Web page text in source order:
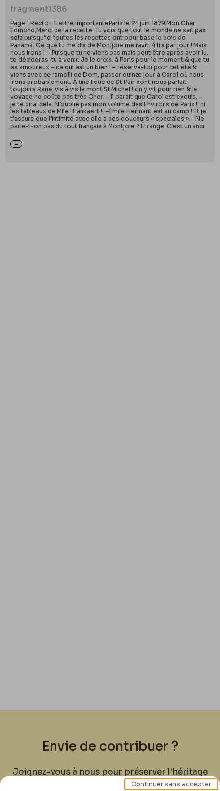
fragment1386
Page 1 Recto : 1Lettre importanteParis le 24 juin 1879.Mon Cher
Edmond,Merci de la recette. Tu vois que tout le monde ne sait pas
cela puisqu’ici toutes les recettes ont pour base le bois de
Panama. Ce que tu me dis de Montjoie me ravit. 4 frs par jour ! Mais
nous irons ! – Puisque tu ne viens pas mais peut être après avoir lu,
te décideras-tu à venir. Je le crois. à Paris pour le moment & que tu
es amoureux – ce qui est un bien ! – réserve-toi pour cet été &
viens avec ce ramolli de Dom, passer quinze jour à Carol où nous
irons probablement. À une lieue de St Pair dont nous parlait
toujours Rane, vis à vis le mont St Michel ! on y vit pour rien & le
voyage ne coûte pas très Cher. – Il parait que Carol est exquis, –
je te dirai cela. N’oublie pas mon volume des Environs de Paris !! ni
les tableaux de Mlle Brankaërt !! –Émile Hermant est au camp ! Et je
t’assure que l’intimité avec elle a des douceurs « spéciales ».– Ne
parle-t-on pas du tout français à Montjoie ? Étrange. C’est un anci
Envie de contribuer ?
Joignez-vous à nous pour préserver l'héritage
de Félicien Rops ! Partagez vos lettres,
Continuer sans accepter